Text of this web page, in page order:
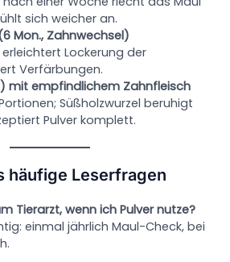
sich weicher an.
Mon., Zahnwechsel)
Lockerung der
Verfärbungen.
mit empfindlichem Zahnfleisch
Süßholzwurzel beruhigt
Pulver komplett.
häufige Leserfragen
Tierarzt, wenn ich Pulver nutze?
einmal jährlich Maul-Check, bei